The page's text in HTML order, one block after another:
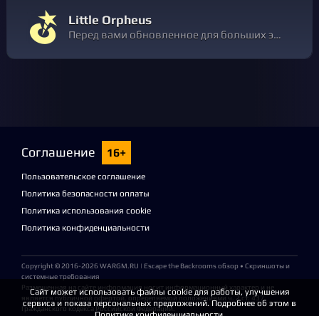
Little Orpheus
Перед вами обновленное для больших экранов издание отмеченного критиками хита сервиса Apple Arcade. Новая версия игры от прославленной студии The Chinese Room содержит все выпущенные дополнительные материалы. ДА ЯВИТСЯ ГЕРОЙ!
Соглашение 16+
Пользовательское соглашение
Политика безопасности оплаты
Политика использования cookie
Политика конфиденциальности
Copyright © 2016-2026 WARGM.RU | Escape the Backrooms обзор • Скриншоты и
системные требования
Размещенная на сайте информация носит информационный характер и не
является публичной офертой, определяемой положениями ч. 2 ст. 437
Гражданского кодекса Российской Федерации.
Сайт может использовать файлы cookie для работы, улучшения
сервиса и показа персональных предложений. Подробнее об этом в